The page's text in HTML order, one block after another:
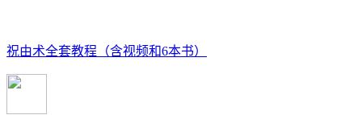
祝由术全套教程（含视频和6本书）